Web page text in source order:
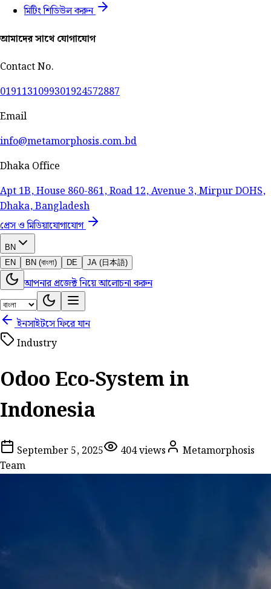
মিটিং শিডিউল করুন
আমাদের সাথে যোগাযোগ
Contact No.
0191131099301924572887
Email
info@metamorphosis.com.bd
Dhaka Office
Apt 1B, House 860-861, Road 12, Avenue 3, Mirpur DOHS,
Dhaka, Bangladesh
প্রেস ও মিডিয়াযোগাযোগ
BN
EN
BN (বাংলা) DE JA (日本語)
আপনার প্রজেক্ট নিয়ে আলোচনা করুন
ইনসাইটসে ফিরে যান
Industry
Odoo Eco-System in
Indonesia
September 5, 2025 404views
Metamorphosis
Team